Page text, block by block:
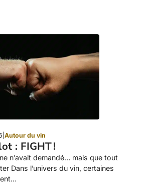
Autour du vin
: FIGHT !
n’avait demandé… mais que tout
Dans l’univers du vin, certaines